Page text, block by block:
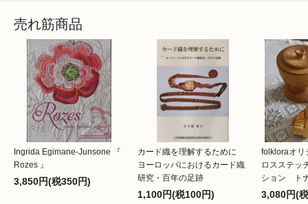
売れ筋商品
Ingrida Egimane-Junsone 『
Rozes 』
3,850円(税350円)
カード織を理解するために
ヨーロッパにおけるカード織
研究・百年の足跡
1,100円(税100円)
folkloraオ
ロスステッ
ション ト
3,080円(